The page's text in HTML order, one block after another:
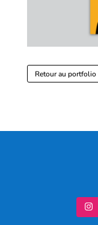
Retour au portfolio